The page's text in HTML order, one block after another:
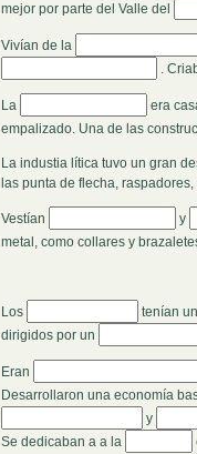
mejor por parte del Valle del
Vivían de la
.
La
era
empalizado. Una de las
La industia lítica tuvo un gran
las punta de flecha,
Vestían y
metal, como collares y
Los Rellenar huecos (45):tenían
dirigidos por un
Eran
Desarrollaron una economía
y
Se dedicaban a a la
Rellenar